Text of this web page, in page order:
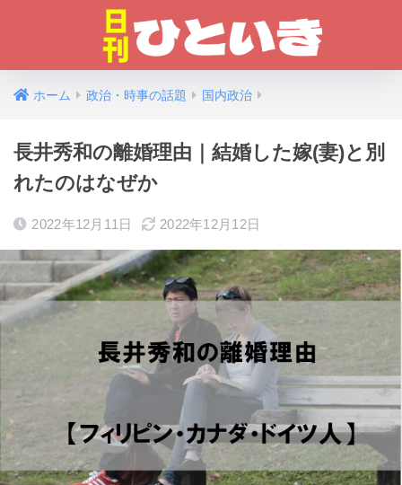
ホーム 政治・時事の話題 国内政治
長井秀和の離婚理由｜結婚した嫁(妻)と別
れたのはなぜか
2022年12月11日 2022年12月12日